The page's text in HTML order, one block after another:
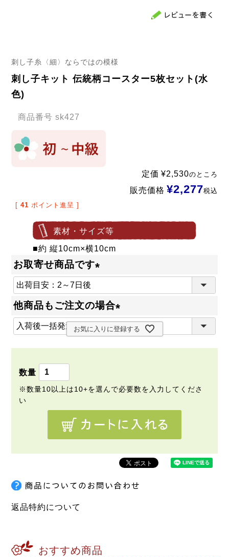
刺し子糸〈細〉ならではの模様
刺し子キット 伝統柄コースター5枚セット(水
色)
商品番号 sk427
定価 ¥2,530のところ
販売価格 ¥2,277税込
[ 41 ポイント進呈 ]
素材・サイズ等
■約 縦10cm×横10cm
お取寄せ商品です
必
)
他商品もご注文の場合
(
必
お気に入りに登録する
返品特約について
おすすめ商品